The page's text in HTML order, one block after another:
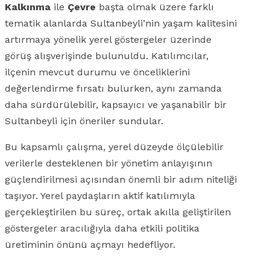
Kalkınma ile Çevre başta olmak üzere farklı
tematik alanlarda Sultanbeyli’nin yaşam kalitesini
artırmaya yönelik yerel göstergeler üzerinde
görüş alışverişinde bulunuldu. Katılımcılar,
ilçenin mevcut durumu ve önceliklerini
değerlendirme fırsatı bulurken, aynı zamanda
daha sürdürülebilir, kapsayıcı ve yaşanabilir bir
Sultanbeyli için öneriler sundular.
Bu kapsamlı çalışma, yerel düzeyde ölçülebilir
verilerle desteklenen bir yönetim anlayışının
güçlendirilmesi açısından önemli bir adım niteliği
taşıyor. Yerel paydaşların aktif katılımıyla
gerçekleştirilen bu süreç, ortak akılla geliştirilen
göstergeler aracılığıyla daha etkili politika
üretiminin önünü açmayı hedefliyor.